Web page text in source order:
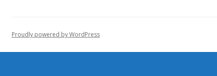
Proudly powered by WordPress